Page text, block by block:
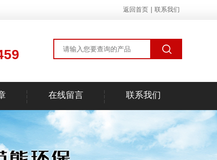
返回首页 联系我们
在线留言 联系我们